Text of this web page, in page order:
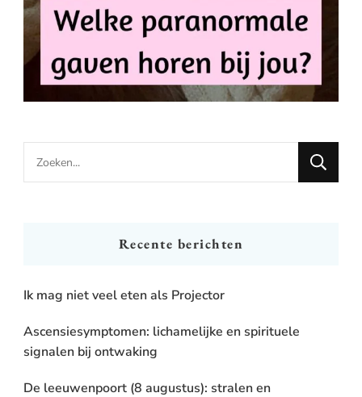
Looking
for
Recente berichten
Ik mag niet veel eten als Projector
Ascensiesymptomen: lichamelijke en spirituele
signalen bij ontwaking
De leeuwenpoort (8 augustus): stralen en